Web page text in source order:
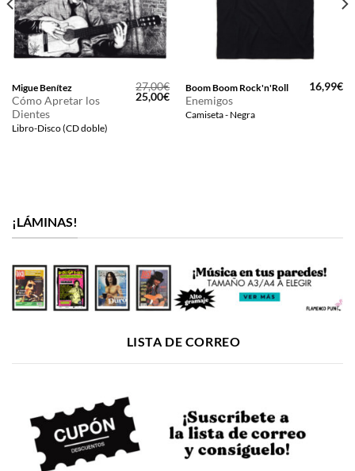
Migue Benítez
Cómo Apretar los
Dientes
Libro-Disco (CD doble)
27,00€
El
precio
25,00€El
precio
actual
Boom Boom Rock'n'Roll
Enemigos
Camiseta - Negra
16,99€
¡LÁMINAS!
LISTA DE CORREO